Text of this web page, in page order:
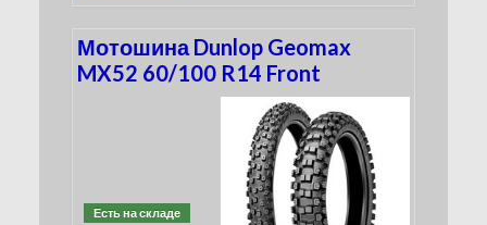
Мотошина Dunlop Geomax
MX52 60/100 R14 Front
Есть на складе